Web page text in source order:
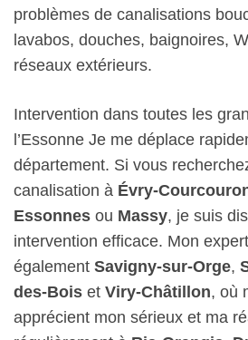
problèmes de canalisations
lavabos, douches, baignoires,
réseaux extérieurs.
Intervention dans toutes les
l’Essonne Je me déplace
département. Si vous
canalisation à Évry-
Essonnes ou Massy, je suis
intervention efficace. Mon
également Savigny-sur-Orge,
des-Bois et Viry-Châtillon, où
apprécient mon sérieux et ma